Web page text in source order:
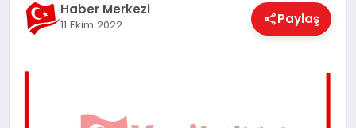
Haber Merkezi
11 Ekim 2022 Paylaş